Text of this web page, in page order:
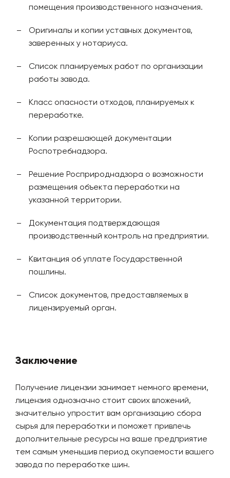
помещения производственного назначения.
Оригиналы и копии уставных документов,
заверенных у нотариуса.
Список планируемых работ по организации
работы завода.
Класс опасности отходов, планируемых к
переработке.
Копии разрешающей документации
Роспотребнадзора.
Решение Росприроднадзора о возможности
размещения объекта переработки на
указанной территории.
Документация подтверждающая
производственный контроль на предприятии.
Квитанция об уплате Государственной
пошлины.
Список документов, предоставляемых в
лицензируемый орган.
Заключение
Получение лицензии занимает немного времени,
лицензия однозначно стоит своих вложений,
значительно упростит вам организацию сбора
сырья для переработки и поможет привлечь
дополнительные ресурсы на ваше предприятие
тем самым уменьшив период окупаемости вашего
завода по переработке шин.